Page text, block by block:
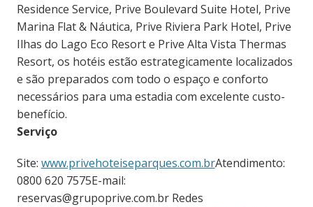
Residence Service, Prive Boulevard Suite Hotel, Prive
Marina Flat & Náutica, Prive Riviera Park Hotel, Prive
Ilhas do Lago Eco Resort e Prive Alta Vista Thermas
Resort, os hotéis estão estrategicamente localizados
e são preparados com todo o espaço e conforto
necessários para uma estadia com excelente custo-
benefício.
Serviço
Site: www.privehoteiseparques.com.brAtendimento:
0800 620 7575E-mail:
reservas@grupoprive.com.br Redes